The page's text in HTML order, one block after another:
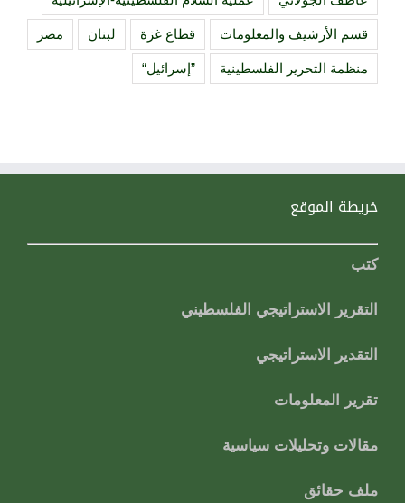
قسم الأرشيف والمعلومات قطاع غزة لبنان مصر
منظمة التحرير الفلسطينية ”إسرائيل“
خريطة الموقع
كتب
التقرير الاستراتيجي الفلسطيني
التقدير الاستراتيجي
تقرير المعلومات
مقالات وتحليلات سياسية
ملف حقائق